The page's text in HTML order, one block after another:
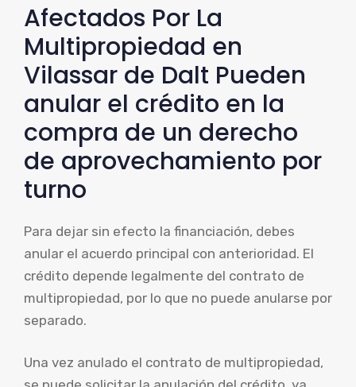
Afectados Por La
Multipropiedad en
Vilassar de Dalt Pueden
anular el crédito en la
compra de un derecho
de aprovechamiento por
turno
Para dejar sin efecto la financiación, debes
anular el acuerdo principal con anterioridad. El
crédito depende legalmente del contrato de
multipropiedad, por lo que no puede anularse por
separado.
Una vez anulado el contrato de multipropiedad,